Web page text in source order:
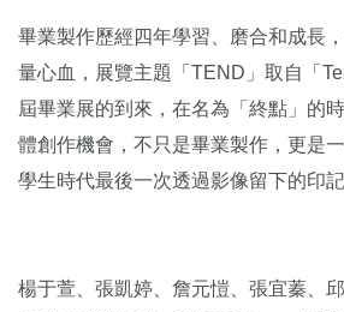
畢業製作歷經四年學習、磨合和成長
量心血，展覽主題「TEND」取自「
屆畢業展的到來，在名為「終點」的
體創作機會，不只是畢業製作，更是
學生時代最後一次透過影像留下的印記
楊于萱、張凱婷、詹元愷、張宜蓁、